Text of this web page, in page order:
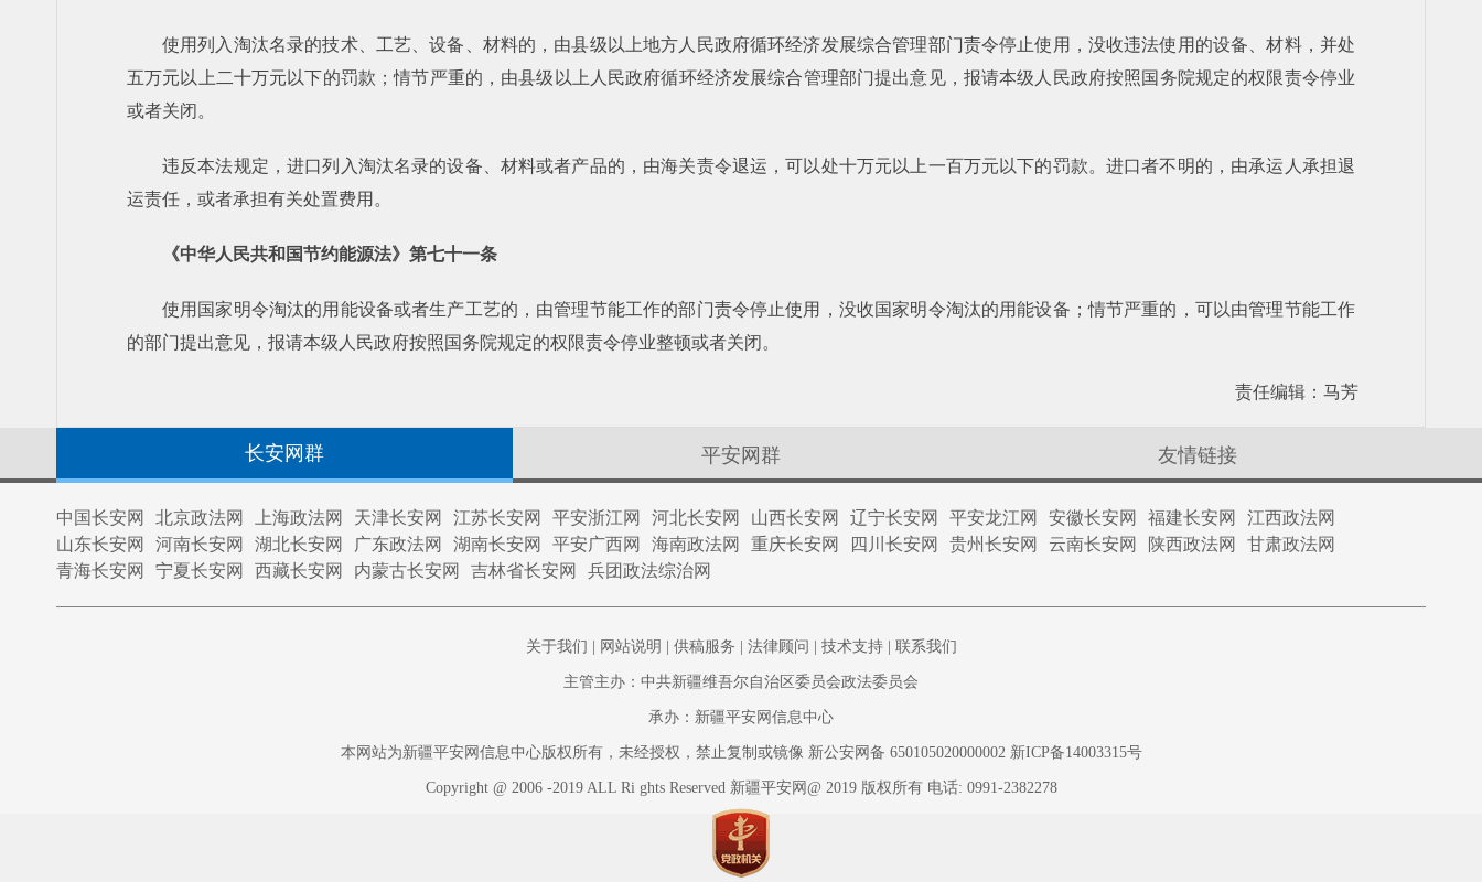
使用列入淘汰名录的技术、工艺、设备、材料的，由县级以上地方人民政府循环经济发展综合管理部门责令停止使用，没收违法使用的设备、材料，并处
五万元以上二十万元以下的罚款；情节严重的，由县级以上人民政府循环经济发展综合管理部门提出意见，报请本级人民政府按照国务院规定的权限责令停业
或者关闭。
违反本法规定，进口列入淘汰名录的设备、材料或者产品的，由海关责令退运，可以处十万元以上一百万元以下的罚款。进口者不明的，由承运人承担退
运责任，或者承担有关处置费用。
《中华人民共和国节约能源法》第七十一条
使用国家明令淘汰的用能设备或者生产工艺的，由管理节能工作的部门责令停止使用，没收国家明令淘汰的用能设备；情节严重的，可以由管理节能工作
的部门提出意见，报请本级人民政府按照国务院规定的权限责令停业整顿或者关闭。
责任编辑：马芳
长安网群
中国长安网 北京政法网 上海政法网 天津长安网 江苏长安网 平安浙江网 河北长安网 山西长安网 辽宁长安网 平安龙江网 安徽长安网 福建长安网
江西政法网
山东长安网
河南长安网 湖北长安网 广东政法网 湖南长安网 平安广西网 海南政法网 重庆长安网 四川长安网 贵州长安网 云南长安网 陕西政法网
甘肃政法网
青海长安网
宁夏长安网 西藏长安网 内蒙古长安网 吉林省长安网 兵团政法综治网
平安网群 友情链接
关于我们 网站说明 供稿服务 法律顾问 技术支持| 联系我们
主管主办：中共新疆维吾尔自治区委员会政法委员会
承办：新疆平安网信息中心
本网站为新疆平安网信息中心版权所有，未经授权，禁止复制或镜像 新公安网备 650105020000002 新ICP备14003315号
Copyright @ 2006 -2019 ALL Ri ghts Reserved 新疆平安网@ 2019 版权所有 电话: 0991-2382278